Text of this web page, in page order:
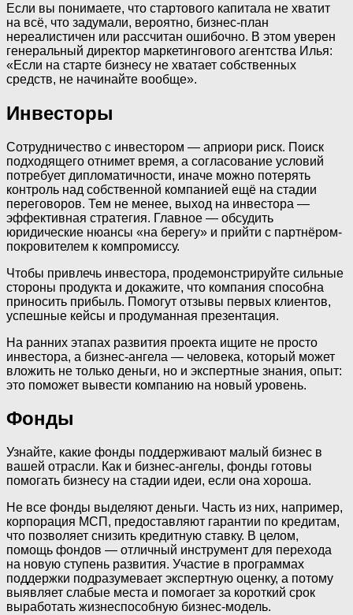
Если вы понимаете, что стартового капитала не хватит
на всё, что задумали, вероятно, бизнес-план
нереалистичен или рассчитан ошибочно. В этом уверен
генеральный директор маркетингового агентства Илья:
«Если на старте бизнесу не хватает собственных
средств, не начинайте вообще».
Инвесторы
Сотрудничество с инвестором — априори риск. Поиск
подходящего отнимет время, а согласование условий
потребует дипломатичности, иначе можно потерять
контроль над собственной компанией ещё на стадии
переговоров. Тем не менее, выход на инвестора —
эффективная стратегия. Главное — обсудить
юридические нюансы «на берегу» и прийти с партнёром-
покровителем к компромиссу.
Чтобы привлечь инвестора, продемонстрируйте сильные
стороны продукта и докажите, что компания способна
приносить прибыль. Помогут отзывы первых клиентов,
успешные кейсы и продуманная презентация.
На ранних этапах развития проекта ищите не просто
инвестора, а бизнес-ангела — человека, который может
вложить не только деньги, но и экспертные знания, опыт:
это поможет вывести компанию на новый уровень.
Фонды
Узнайте, какие фонды поддерживают малый бизнес в
вашей отрасли. Как и бизнес-ангелы, фонды готовы
помогать бизнесу на стадии идеи, если она хороша.
Не все фонды выделяют деньги. Часть из них, например,
корпорация МСП, предоставляют гарантии по кредитам,
что позволяет снизить кредитную ставку. В целом,
помощь фондов — отличный инструмент для перехода
на новую ступень развития. Участие в программах
поддержки подразумевает экспертную оценку, а потому
выявляет слабые места и помогает за короткий срок
выработать жизнеспособную бизнес-модель.